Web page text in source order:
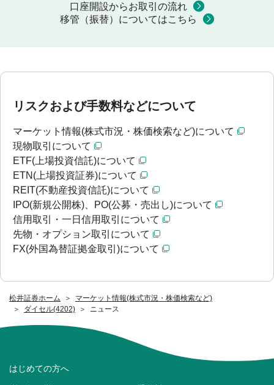
松井証券ホーム
マーケット情報(株式市況・株価検索など)
ダイセル(4202)
ニュース
口座開設からお取引の流れ
移管（振替）についてはこちら
リスクおよび手数料などについて
マーケット情報(株式市況・株価検索など)について
現物取引について
ETF(上場投資信託)について
ETN(上場投資証券)について
REIT(不動産投資信託)について
IPO(新規公開株)、PO(公募・売出し)について
信用取引・一日信用取引について
先物・オプション取引について
FX(外国為替証拠金取引)について
はじめての方へ